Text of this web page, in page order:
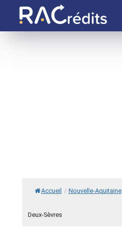
Accueil / Nouvelle-Aquitaine
Deux-Sèvres